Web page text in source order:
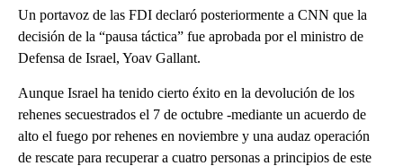
Un portavoz de las FDI declaró posteriormente a CNN que la
decisión de la “pausa táctica” fue aprobada por el ministro de
Defensa de Israel, Yoav Gallant.
Aunque Israel ha tenido cierto éxito en la devolución de los
rehenes secuestrados el 7 de octubre -mediante un acuerdo de
alto el fuego por rehenes en noviembre y una audaz operación
de rescate para recuperar a cuatro personas a principios de este